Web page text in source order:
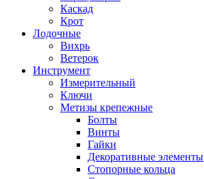
Каскад
Крот
Лодочные
Вихрь
Ветерок
Инструмент
Измерительный
Ключи
Метизы крепежные
Болты
Винты
Гайки
Декоративные элементы
Стопорные кольца